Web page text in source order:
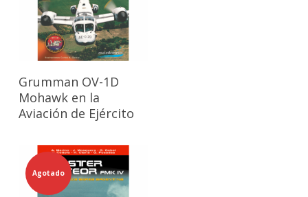
Leer Más
Grumman OV-1D
Mohawk en la
Aviación de Ejército
Agotado